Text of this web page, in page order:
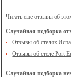
Читать еще отзывы об
Случайная подборка
Отзывы об отелях
Отзывы об отеле Port
Случайная подборка